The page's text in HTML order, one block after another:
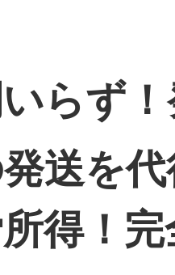
いらず
送を代
所得！